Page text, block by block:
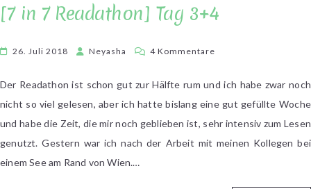
[7 in 7 Readathon] Tag 3+4
26. Juli 2018 Neyasha 4 Kommentare
in
3+4
Der Readathon ist schon gut zur Hälfte rum und ich habe zwar noch
nicht so viel gelesen, aber ich hatte bislang eine gut gefüllte Woche
und habe die Zeit, die mir noch geblieben ist, sehr intensiv zum Lesen
genutzt. Gestern war ich nach der Arbeit mit meinen Kollegen bei
einem See am Rand von Wien.…